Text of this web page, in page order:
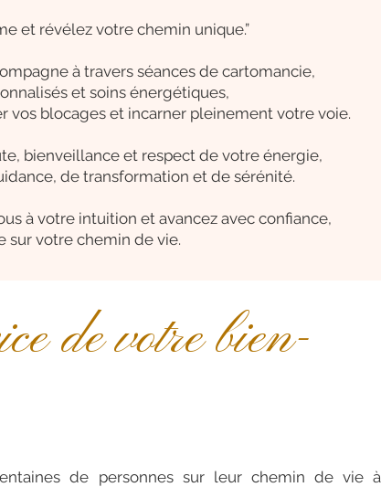
et révélez votre chemin unique.”
à travers séances de cartomancie,
et soins énergétiques,
vos blocages et incarner pleinement votre voie.
bienveillance et respect de votre énergie,
de transformation et de sérénité.
à votre intuition et avancez avec confiance,
sur votre chemin de vie.
de votre bien-
de personnes sur leur chemin de vie